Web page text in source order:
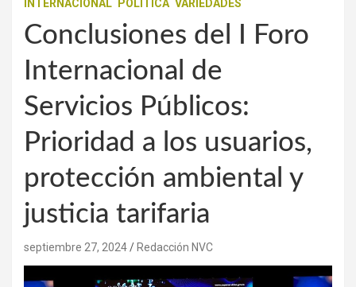
INTERNACIONAL POLÍTICA VARIEDADES
Conclusiones del I Foro
Internacional de
Servicios Públicos:
Prioridad a los usuarios,
protección ambiental y
justicia tarifaria
septiembre 27, 2024 Redacción NVC